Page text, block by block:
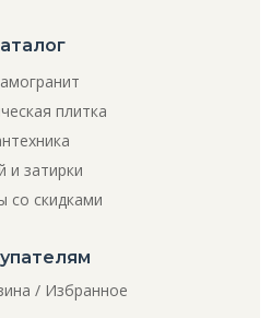
плитка
и затирки
со скидками
/ Избранное